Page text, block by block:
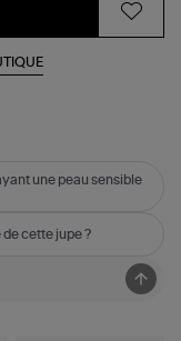
une peau sensible
cette jupe ?